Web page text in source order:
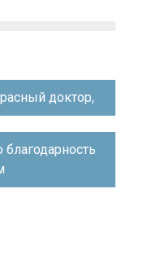
доктор,